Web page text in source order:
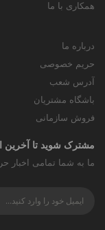
همکاری با ما
درباره ما
حریم خصوصی
آدرس شعب
باشگاه مشتریان
فروش سازمانی
مشترک شوید تا آخرین
ما به شما تمامی اخبار